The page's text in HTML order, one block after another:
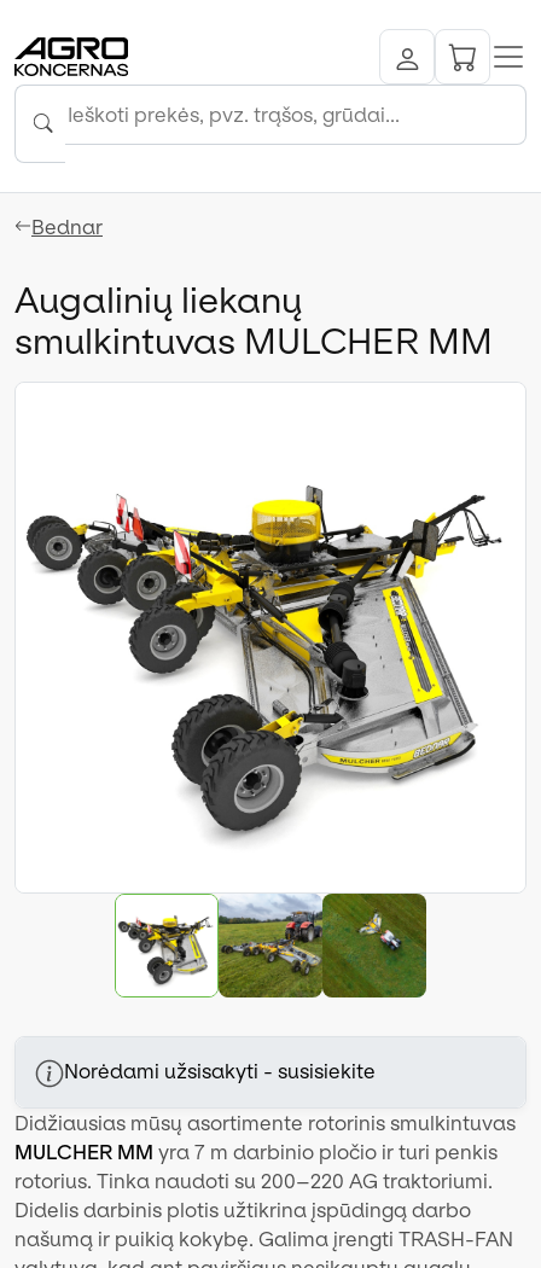
Bednar
Augalinių liekanų
smulkintuvas MULCHER MM
Norėdami užsisakyti - susisiekite
Didžiausias mūsų asortimente rotorinis smulkintuvas
MULCHER MM yra 7 m darbinio pločio ir turi penkis
rotorius. Tinka naudoti su 200–220 AG traktoriumi.
Didelis darbinis plotis užtikrina įspūdingą darbo
našumą ir puikią kokybę. Galima įrengti TRASH-FAN